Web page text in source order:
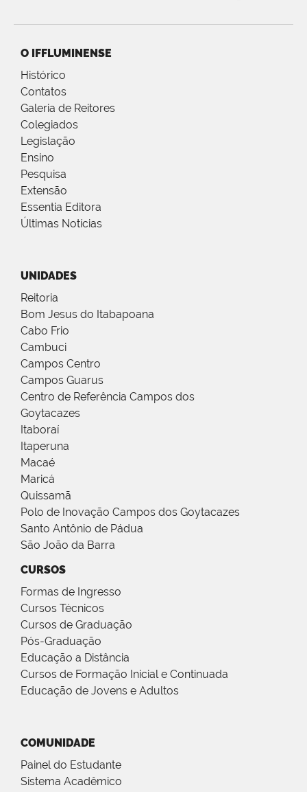
O IFFLUMINENSE
Histórico
Contatos
Galeria de Reitores
Colegiados
Legislação
Ensino
Pesquisa
Extensão
Essentia Editora
Últimas Notícias
UNIDADES
Reitoria
Bom Jesus do Itabapoana
Cabo Frio
Cambuci
Campos Centro
Campos Guarus
Centro de Referência Campos dos
Goytacazes
Itaboraí
Itaperuna
Macaé
Maricá
Quissamã
Polo de Inovação Campos dos Goytacazes
Santo Antônio de Pádua
São João da Barra
CURSOS
Formas de Ingresso
Cursos Técnicos
Cursos de Graduação
Pós-Graduação
Educação a Distância
Cursos de Formação Inicial e Continuada
Educação de Jovens e Adultos
COMUNIDADE
Painel do Estudante
Sistema Acadêmico